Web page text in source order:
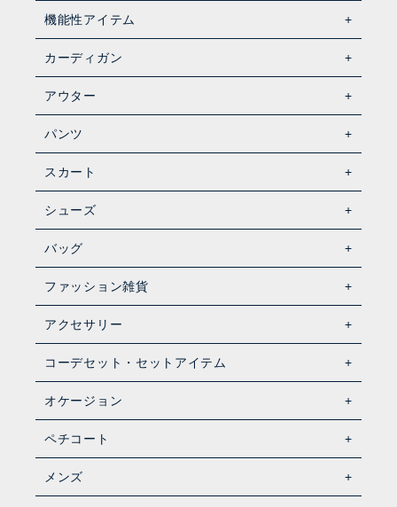
機能性アイテム
カーディガン
アウター
パンツ
スカート
シューズ
バッグ
ファッション雑貨
アクセサリー
コーデセット・セットアイテム
オケージョン
ペチコート
メンズ